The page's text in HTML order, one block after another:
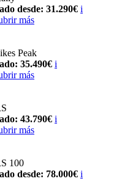
desde: 31.290€ i
más
Peak
35.490€ i
más
43.790€ i
más
100
desde: 78.000€ i